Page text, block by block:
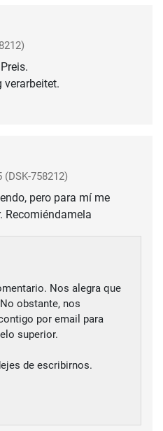
(DSK-758212)
pero para mí me
Recomiéndamela
Nos alegra que
obstante, nos
por email para
superior.
de escribirnos.